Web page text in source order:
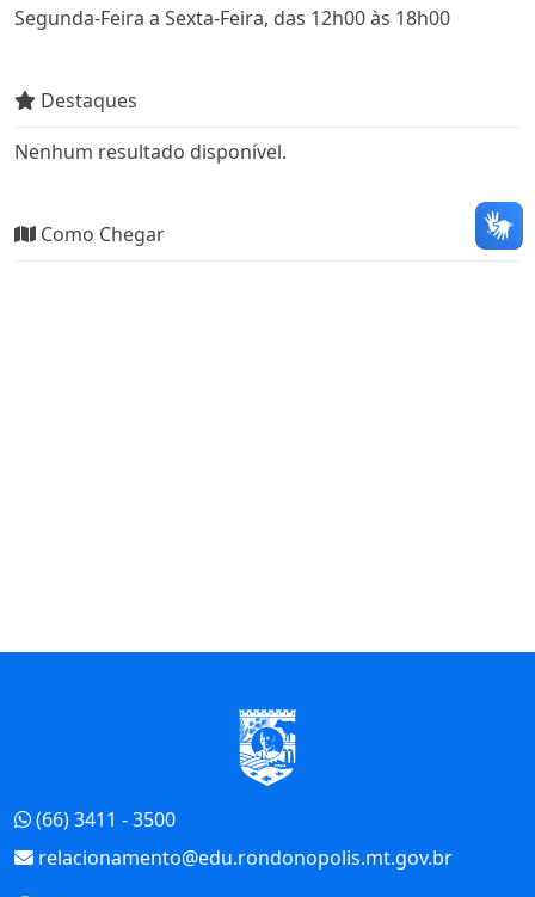
Segunda-Feira a Sexta-Feira, das 12h00 às 18h00
Destaques
Nenhum resultado disponível.
Como Chegar
(66) 3411 - 3500
relacionamento@edu.rondonopolis.mt.gov.br